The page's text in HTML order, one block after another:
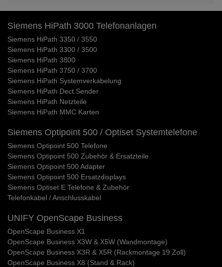
Siemens HiPath 3000 Telefonanlagen
Siemens HiPath 3350 / 3550
Siemens HiPath 3300 / 3500
Siemens HiPath 3800
Siemens HiPath 3750 / 3700
Siemens HiPath Systemverkabelung
Siemens HiPath Dect Sender
Siemens HiPath Netzteile
Siemens HiPath MMC Karten
Siemens Optipoint 500 / Optiset Systemtelefone
Siemens Optipoint 500 Telefone
Siemens Optipoint 500 Zubehör & Ersatzteile
Siemens Optipoint 500 Adapter
Siemens Optipoint 500 Ersatzdisplays
Siemens Optiset E Telefone & Zubehör
Telefonkabel / Anschlusskabel
UNIFY OpenScape Business
OpenScape Business X1
OpenScape Business X3W & X5W (Wandmontage)
OpenScape Business X3R & X5R (Rackmontage 19 Zoll)
OpenScape Business X8 (Stand & Rack)